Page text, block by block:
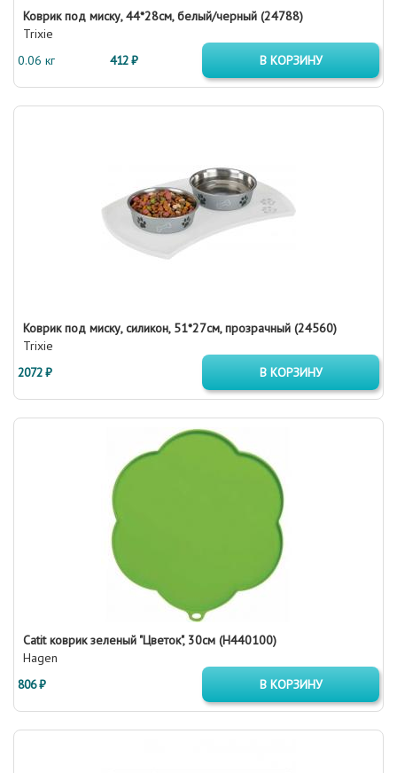
Коврик под миску, 44*28см, белый/черный (24788)
Trixie
0.06 кг
412 ₽ В КОРЗИНУ
Коврик под миску, силикон, 51*27см, прозрачный (24560)
Trixie
2072 ₽
В КОРЗИНУ
Catit коврик зеленый "Цветок", 30см (H440100)
Hagen
806 ₽
В КОРЗИНУ